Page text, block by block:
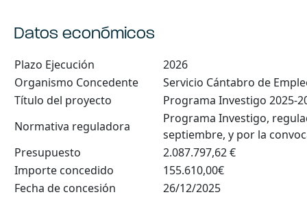
Datos económicos
Plazo Ejecución
2026
Organismo Concedente
Servicio Cántabro de
Título del proyecto
Programa Investigo 2025-
Normativa reguladora
Programa Investigo,
septiembre, y por la
Presupuesto
2.087.797,62 €
Importe concedido
155.610,00€
Fecha de concesión
26/12/2025